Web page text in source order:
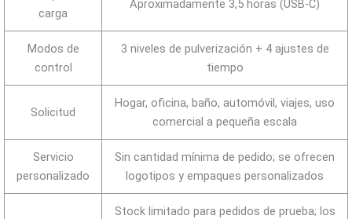
carga
Aproximadamente 3,5 horas (USB-C)
Modos de
control
3 niveles de pulverización + 4 ajustes de
tiempo
Solicitud
Hogar, oficina, baño, automóvil, viajes, uso
comercial a pequeña escala
Servicio
personalizado
Sin cantidad mínima de pedido; se ofrecen
logotipos y empaques personalizados
Stock limitado para pedidos de prueba; los